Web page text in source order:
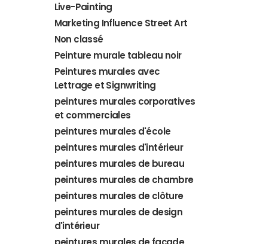
Live-Painting
Marketing Influence Street Art
Non classé
Peinture murale tableau noir
Peintures murales avec
Lettrage et Signwriting
peintures murales corporatives
et commerciales
peintures murales d'école
peintures murales d'intérieur
peintures murales de bureau
peintures murales de chambre
peintures murales de clôture
peintures murales de design
d'intérieur